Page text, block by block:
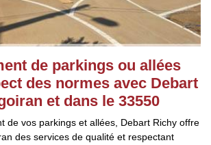
de parkings ou allées
des normes avec Debart
et dans le 33550
de vos parkings et allées, Debart Richy offre
des services de qualité et respectant